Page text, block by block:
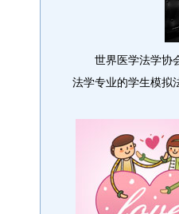
世界医学法学协会
法学专业的学生模拟